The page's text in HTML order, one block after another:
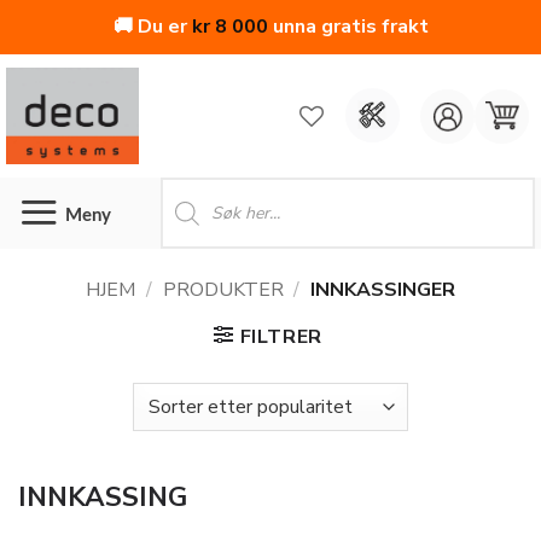
🚚 Du erkr8 000 unna gratis frakt
Skip
content
search
HJEM / PRODUKTER / INNKASSINGER
FILTRER
INNKASSING